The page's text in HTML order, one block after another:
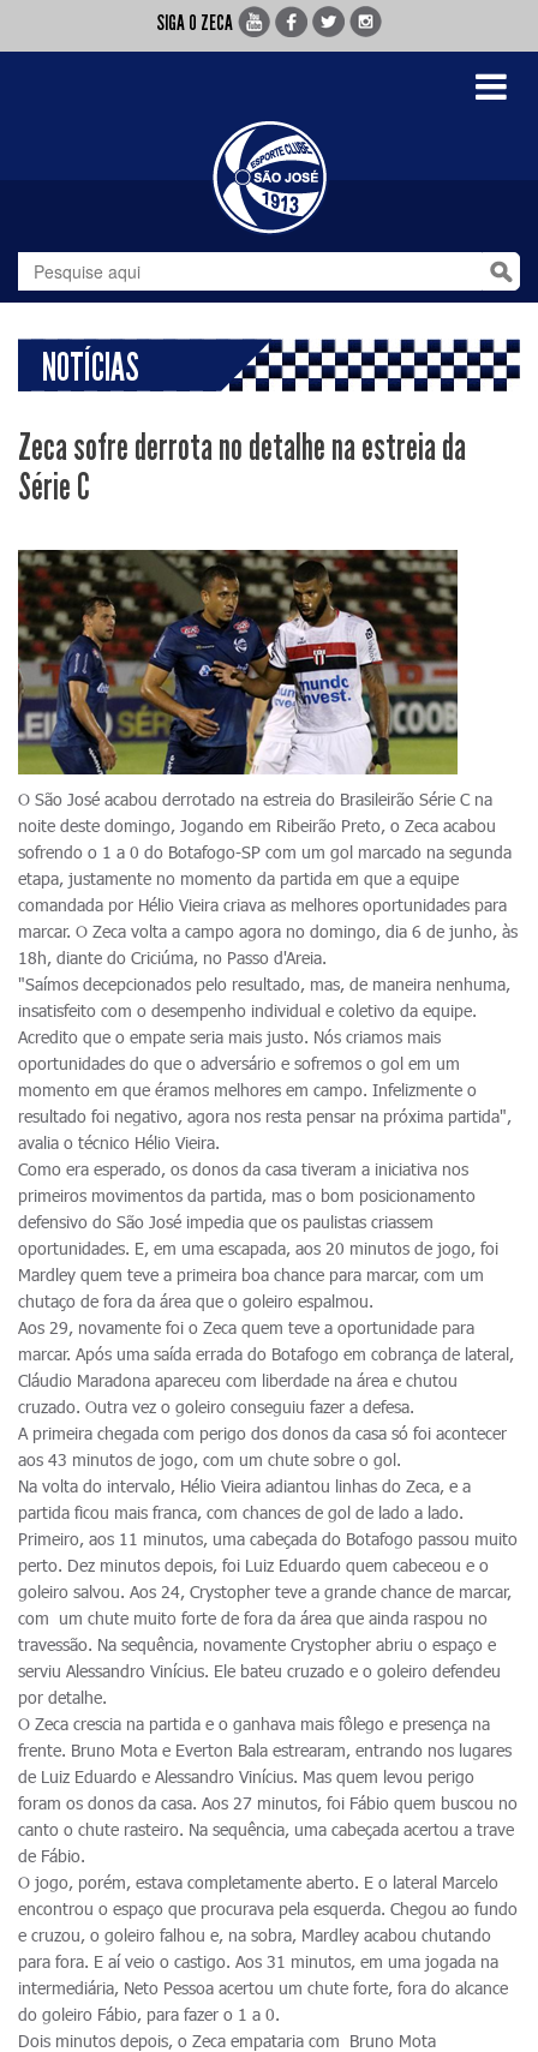
SIGA O ZECA
Toggle
NOTÍCIAS
Zeca sofre derrota no detalhe na estreia da
Série C
O São José acabou derrotado na estreia do Brasileirão Série C na
noite deste domingo, Jogando em Ribeirão Preto, o Zeca acabou
sofrendo o 1 a 0 do Botafogo-SP com um gol marcado na segunda
etapa, justamente no momento da partida em que a equipe
comandada por Hélio Vieira criava as melhores oportunidades para
marcar. O Zeca volta a campo agora no domingo, dia 6 de junho, às
18h, diante do Criciúma, no Passo d'Areia.
"Saímos decepcionados pelo resultado, mas, de maneira nenhuma,
insatisfeito com o desempenho individual e coletivo da equipe.
Acredito que o empate seria mais justo. Nós criamos mais
oportunidades do que o adversário e sofremos o gol em um
momento em que éramos melhores em campo. Infelizmente o
resultado foi negativo, agora nos resta pensar na próxima partida",
avalia o técnico Hélio Vieira.
Como era esperado, os donos da casa tiveram a iniciativa nos
primeiros movimentos da partida, mas o bom posicionamento
defensivo do São José impedia que os paulistas criassem
oportunidades. E, em uma escapada, aos 20 minutos de jogo, foi
Mardley quem teve a primeira boa chance para marcar, com um
chutaço de fora da área que o goleiro espalmou.
Aos 29, novamente foi o Zeca quem teve a oportunidade para
marcar. Após uma saída errada do Botafogo em cobrança de lateral,
Cláudio Maradona apareceu com liberdade na área e chutou
cruzado. Outra vez o goleiro conseguiu fazer a defesa.
A primeira chegada com perigo dos donos da casa só foi acontecer
aos 43 minutos de jogo, com um chute sobre o gol.
Na volta do intervalo, Hélio Vieira adiantou linhas do Zeca, e a
partida ficou mais franca, com chances de gol de lado a lado.
Primeiro, aos 11 minutos, uma cabeçada do Botafogo passou muito
perto. Dez minutos depois, foi Luiz Eduardo quem cabeceou e o
goleiro salvou. Aos 24, Crystopher teve a grande chance de marcar,
com um chute muito forte de fora da área que ainda raspou no
travessão. Na sequência, novamente Crystopher abriu o espaço e
serviu Alessandro Vinícius. Ele bateu cruzado e o goleiro defendeu
por detalhe.
O Zeca crescia na partida e o ganhava mais fôlego e presença na
frente. Bruno Mota e Everton Bala estrearam, entrando nos lugares
de Luiz Eduardo e Alessandro Vinícius. Mas quem levou perigo
foram os donos da casa. Aos 27 minutos, foi Fábio quem buscou no
canto o chute rasteiro. Na sequência, uma cabeçada acertou a trave
de Fábio.
O jogo, porém, estava completamente aberto. E o lateral Marcelo
encontrou o espaço que procurava pela esquerda. Chegou ao fundo
e cruzou, o goleiro falhou e, na sobra, Mardley acabou chutando
para fora. E aí veio o castigo. Aos 31 minutos, em uma jogada na
intermediária, Neto Pessoa acertou um chute forte, fora do alcance
do goleiro Fábio, para fazer o 1 a 0.
Dois minutos depois, o Zeca empataria com Bruno Mota